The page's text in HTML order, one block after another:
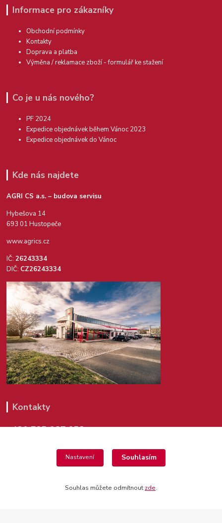
Informace pro zákazníky
Obchodní podmínky
Kontakty
Doprava a platba
Výměna / reklamace zboží - formulář ke stažení
Co je u nás nového?
PF 2024
Expedice objednávek během Vánoc 2023
Expedice objednávek do Vánoc
Kde nás najdete
AGRI CS a.s. – budova servisu
Hybešova 14
693 01 Hustopeče
www.agrics.cz
IČ:26243334
DIČ: CZ26243334
Kontakty
+420 725 987 953
Nastavení Souhlasím
Souhlas můžete odmítnout zde.